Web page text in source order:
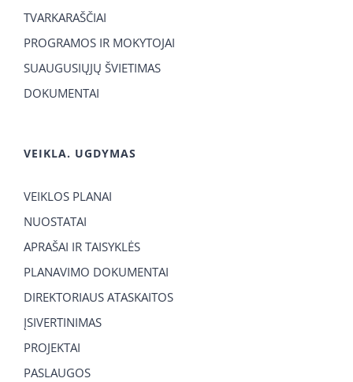
TVARKARAŠČIAI
PROGRAMOS IR MOKYTOJAI
SUAUGUSIŲJŲ ŠVIETIMAS
DOKUMENTAI
VEIKLA. UGDYMAS
VEIKLOS PLANAI
NUOSTATAI
APRAŠAI IR TAISYKLĖS
PLANAVIMO DOKUMENTAI
DIREKTORIAUS ATASKAITOS
ĮSIVERTINIMAS
PROJEKTAI
PASLAUGOS